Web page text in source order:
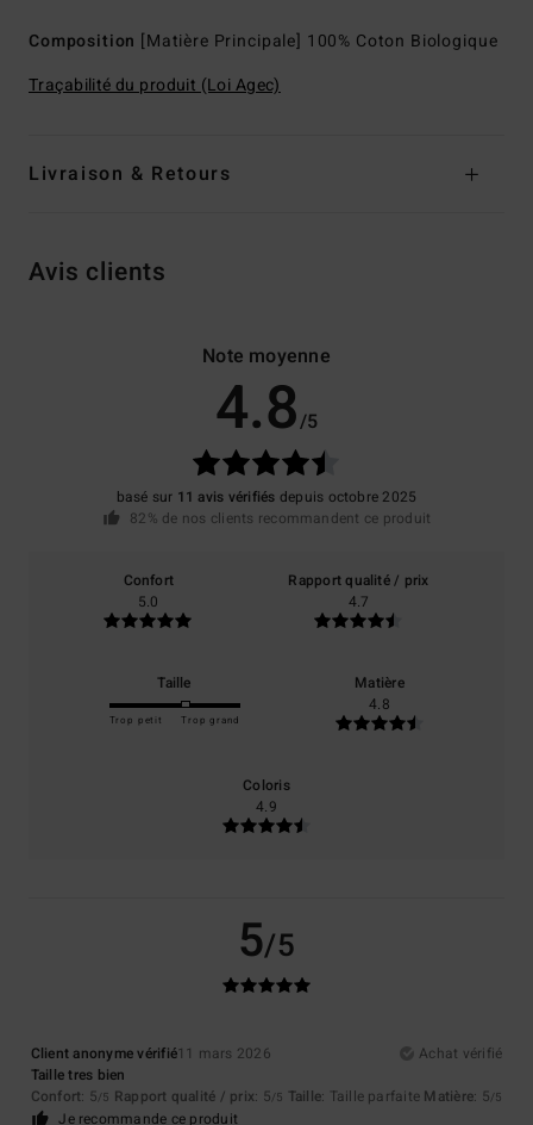
Composition [Matière Principale] 100% Coton Biologique
Traçabilité du produit (Loi Agec)
Livraison & Retours
Avis clients
Note moyenne
4.8/5
basé sur 11 avis vérifiés depuis octobre 2025
82% de nos clients recommandent ce produit
Confort
5.0
Rapport qualité / prix
4.7
Taille
Trop petit Trop grand
Matière
4.8
Coloris
4.9
5/5
Client anonyme vérifié11 mars 2026
Achat vérifié
Taille tres bien
Confort: 5/5 Rapport qualité / prix: 5/5 Taille: Taille parfaite Matière: 5/5
Je recommande ce produit